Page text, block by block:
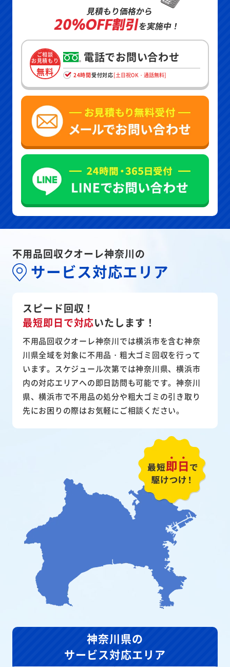
見積もり価格から
20%OFF割引を実施中！
ご相談
お見積もり
無料
電話でお問い合わせ
24時間受付対応[土日祝OK・通話無料]
不用品回収クオーレ神奈川の
サービス対応エリア
スピード回収！
最短即日で対応いたします！
不用品回収クオーレ神奈川では横浜市を含む神奈
川県全域を対象に不用品・粗大ゴミ回収を行って
います。スケジュール次第では神奈川県、横浜市
内の対応エリアへの即日訪問も可能です。神奈川
県、横浜市で不用品の処分や粗大ゴミの引き取り
先にお困りの際はお気軽にご相談ください。
神奈川県の
サービス対応エリア